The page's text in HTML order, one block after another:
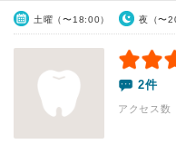
土曜（〜18:00） 夜（〜
2件
アクセス